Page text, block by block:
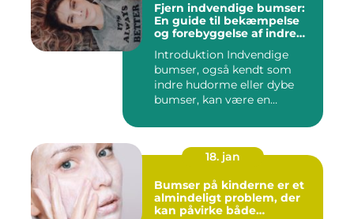
Fjern indvendige bumser:
En guide til bekæmpelse
og forebyggelse af indre
Introduktion Indvendige
bumser, også kendt som
indre hudorme eller dybe
bumser, kan være en
18. jan
Bumser på kinderne er et
almindeligt problem, der
kan påvirke både